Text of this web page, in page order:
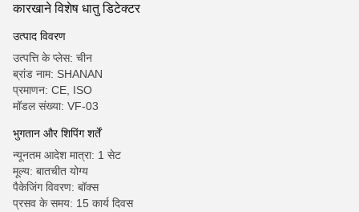
कारखाने विशेष धातु डिटेक्टर
उत्पाद विवरण
उत्पत्ति के प्लेस: चीन
ब्रांड नाम: SHANAN
प्रमाणन: CE, ISO
मॉडल संख्या: VF-03
भुगतान और शिपिंग शर्तें
न्यूनतम आदेश मात्रा: 1 सेट
मूल्य: बातचीत योग्य
पैकेजिंग विवरण: बॉक्स
प्रसव के समय: 15 कार्य दिवस